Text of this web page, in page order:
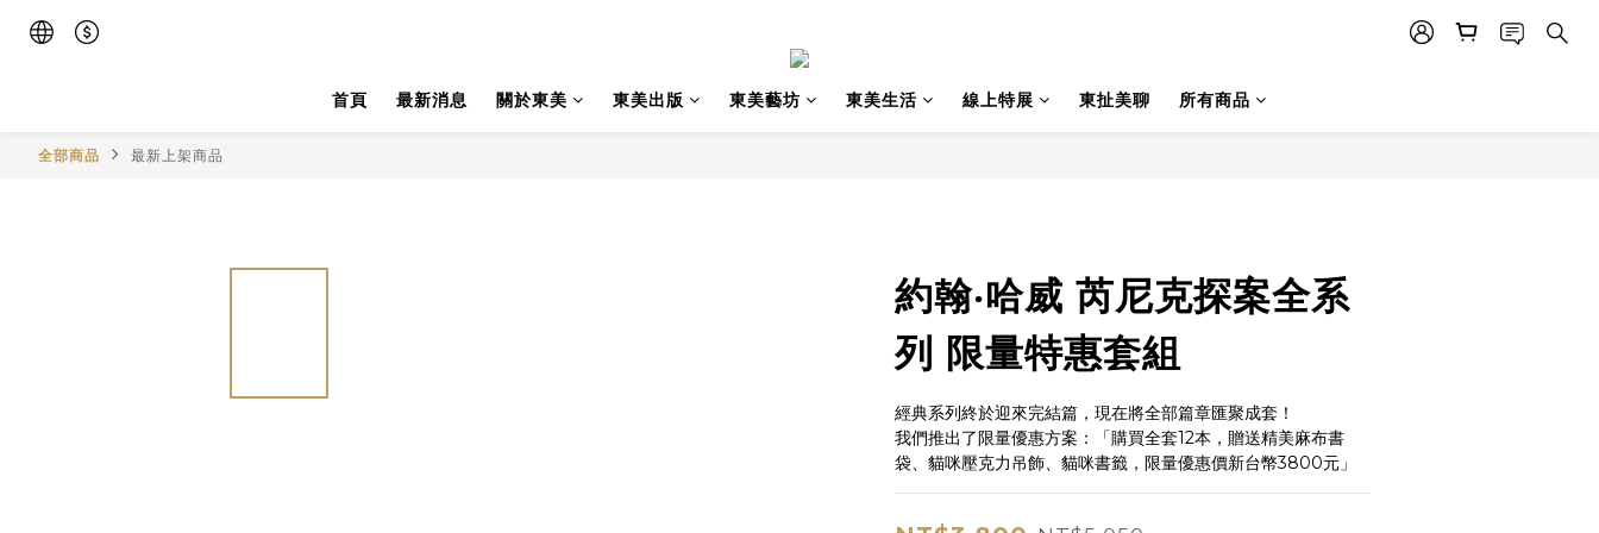
首頁 最新消息 關於東美 東美出版 東美藝坊 東美生活 線上特展 東扯美聊 所有商品
全部商品 最新上架商品
約翰‧哈威 芮尼克探案全系
列 限量特惠套組
經典系列終於迎來完結篇，現在將全部篇章匯聚成套！
我們推出了限量優惠方案：「購買全套12本，贈送精美麻布書
袋、貓咪壓克力吊飾、貓咪書籤，限量優惠價新台幣3800元」